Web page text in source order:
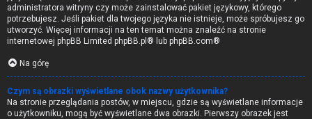
administratora witryny czy może zainstalować pakiet językowy, którego
potrzebujesz. Jeśli pakiet dla twojego języka nie istnieje, może spróbujesz go
utworzyć. Więcej informacji na ten temat można znaleźć na stronie
internetowej phpBB Limited phpBB.pl ® lub phpBB.com®
Na górę
Czym są obrazki wyświetlane obok nazwy użytkownika?
Na stronie przeglądania postów, w miejscu, gdzie są wyświetlane informacje
o użytkowniku, mogą być wyświetlane dwa obrazki. Pierwszy obrazek jest